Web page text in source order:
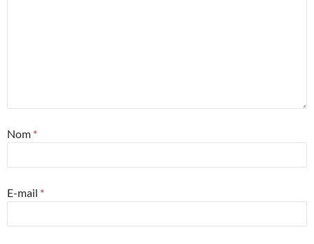
Nom *
E-mail *